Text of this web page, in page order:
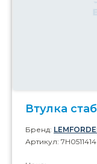
Втулка
Бренд:
Артикул: 7H0511414